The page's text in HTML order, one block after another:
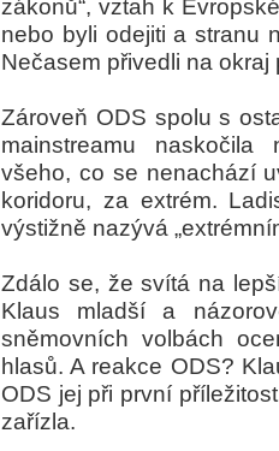
zákonů“, vztah k
nebo byli odejiti a stranu
Nečasem přivedli na
Zároveň ODS spolu s
mainstreamu naskočila
všeho, co se nenachází
koridoru, za extrém.
výstižně nazývá
Zdálo se, že svítá na
Klaus mladší a
sněmovních volbách
hlasů. A reakce ODS?
ODS jej při první
zařízla.